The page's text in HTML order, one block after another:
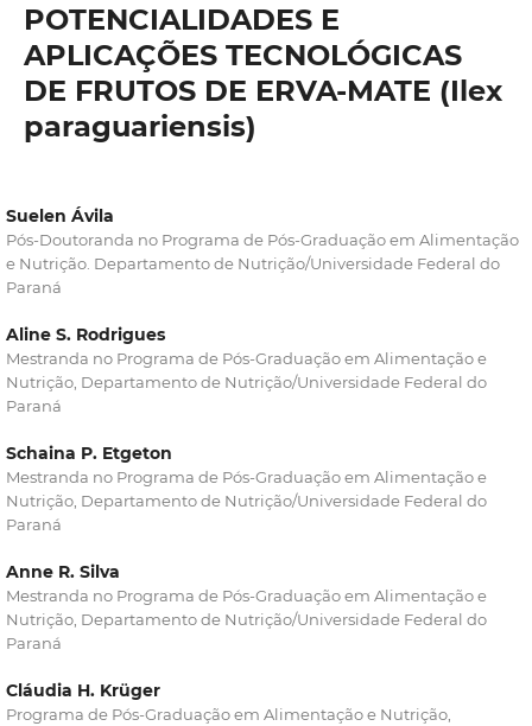
POTENCIALIDADES E
APLICAÇÕES TECNOLÓGICAS
DE FRUTOS DE ERVA-MATE (Ilex
paraguariensis)
Suelen Ávila
Pós-Doutoranda no Programa de Pós-Graduação em Alimentação
e Nutrição. Departamento de Nutrição/Universidade Federal do
Paraná
Aline S. Rodrigues
Mestranda no Programa de Pós-Graduação em Alimentação e
Nutrição, Departamento de Nutrição/Universidade Federal do
Paraná
Schaina P. Etgeton
Mestranda no Programa de Pós-Graduação em Alimentação e
Nutrição, Departamento de Nutrição/Universidade Federal do
Paraná
Anne R. Silva
Mestranda no Programa de Pós-Graduação em Alimentação e
Nutrição, Departamento de Nutrição/Universidade Federal do
Paraná
Cláudia H. Krüger
Programa de Pós-Graduação em Alimentação e Nutrição,